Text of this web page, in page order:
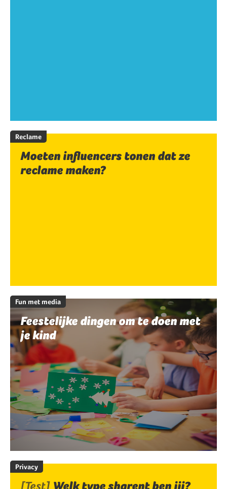
Reclame
Moeten influencers tonen dat ze
reclame maken?
Fun met media
Feestelijke dingen om te doen met
je kind
Privacy
[Test] Welk type sharent ben jij?